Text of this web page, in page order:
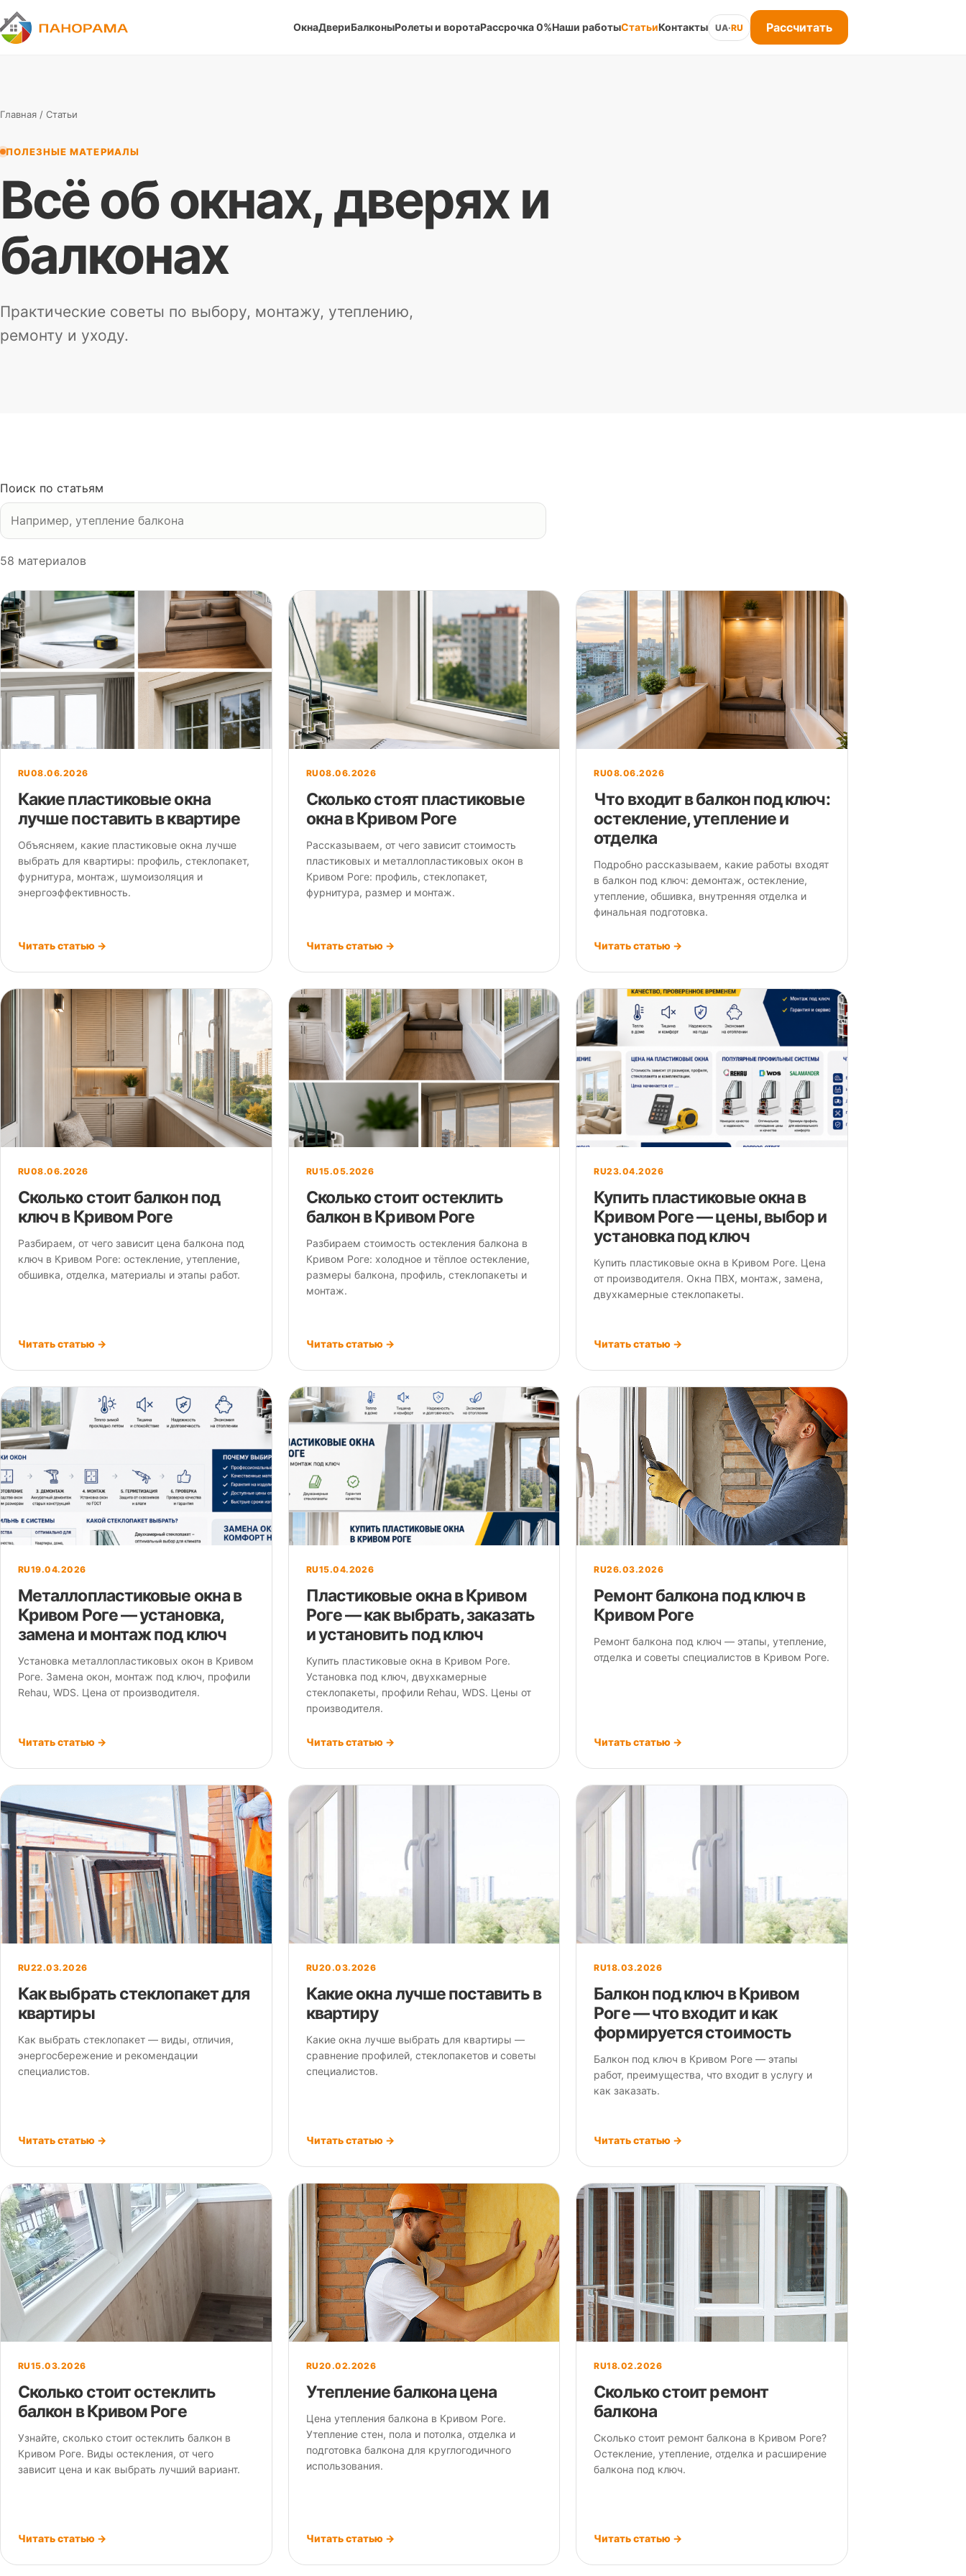
П
Панорама
ОкнаДвериБалконыРолеты и воротаРассрочка 0%Наши работыСтатьиКонтакты UA·RU Рассчитать
Главная / Статьи
ПОЛЕЗНЫЕ МАТЕРИАЛЫ
Всё об окнах, дверях и
балконах
Практические советы по выбору, монтажу, утеплению,
ремонту и уходу.
Поиск по статьям
58 материалов
RU08.06.2026
Какие пластиковые окна
лучше поставить в квартире
Объясняем, какие пластиковые окна лучше
выбрать для квартиры: профиль, стеклопакет,
фурнитура, монтаж, шумоизоляция и
энергоэффективность.
Читать статью →
RU08.06.2026
Сколько стоят пластиковые
окна в Кривом Роге
Рассказываем, от чего зависит стоимость
пластиковых и металлопластиковых окон в
Кривом Роге: профиль, стеклопакет,
фурнитура, размер и монтаж.
Читать статью →
RU08.06.2026
Что входит в балкон под ключ:
остекление, утепление и
отделка
Подробно рассказываем, какие работы входят
в балкон под ключ: демонтаж, остекление,
утепление, обшивка, внутренняя отделка и
финальная подготовка.
Читать статью →
RU08.06.2026
Сколько стоит балкон под
ключ в Кривом Роге
Разбираем, от чего зависит цена балкона под
ключ в Кривом Роге: остекление, утепление,
обшивка, отделка, материалы и этапы работ.
Читать статью →
RU15.05.2026
Сколько стоит остеклить
балкон в Кривом Роге
Разбираем стоимость остекления балкона в
Кривом Роге: холодное и тёплое остекление,
размеры балкона, профиль, стеклопакеты и
монтаж.
Читать статью →
RU23.04.2026
Купить пластиковые окна в
Кривом Роге — цены, выбор и
установка под ключ
Купить пластиковые окна в Кривом Роге. Цена
от производителя. Окна ПВХ, монтаж, замена,
двухкамерные стеклопакеты.
Читать статью →
RU19.04.2026
Металлопластиковые окна в
Кривом Роге — установка,
замена и монтаж под ключ
Установка металлопластиковых окон в Кривом
Роге. Замена окон, монтаж под ключ, профили
Rehau, WDS. Цена от производителя.
Читать статью →
RU15.04.2026
Пластиковые окна в Кривом
Роге — как выбрать, заказать
и установить под ключ
Купить пластиковые окна в Кривом Роге.
Установка под ключ, двухкамерные
стеклопакеты, профили Rehau, WDS. Цены от
производителя.
Читать статью →
RU26.03.2026
Ремонт балкона под ключ в
Кривом Роге
Ремонт балкона под ключ — этапы, утепление,
отделка и советы специалистов в Кривом Роге.
Читать статью →
RU22.03.2026
Как выбрать стеклопакет для
квартиры
Как выбрать стеклопакет — виды, отличия,
энергосбережение и рекомендации
специалистов.
Читать статью →
RU20.03.2026
Какие окна лучше поставить в
квартиру
Какие окна лучше выбрать для квартиры —
сравнение профилей, стеклопакетов и советы
специалистов.
Читать статью →
RU18.03.2026
Балкон под ключ в Кривом
Роге — что входит и как
формируется стоимость
Балкон под ключ в Кривом Роге — этапы
работ, преимущества, что входит в услугу и
как заказать.
Читать статью →
RU15.03.2026
Сколько стоит остеклить
балкон в Кривом Роге
Узнайте, сколько стоит остеклить балкон в
Кривом Роге. Виды остекления, от чего
зависит цена и как выбрать лучший вариант.
Читать статью →
RU20.02.2026
Утепление балкона цена
Цена утепления балкона в Кривом Роге.
Утепление стен, пола и потолка, отделка и
подготовка балкона для круглогодичного
использования.
Читать статью →
RU18.02.2026
Сколько стоит ремонт
балкона
Сколько стоит ремонт балкона в Кривом Роге?
Остекление, утепление, отделка и расширение
балкона под ключ.
Читать статью →